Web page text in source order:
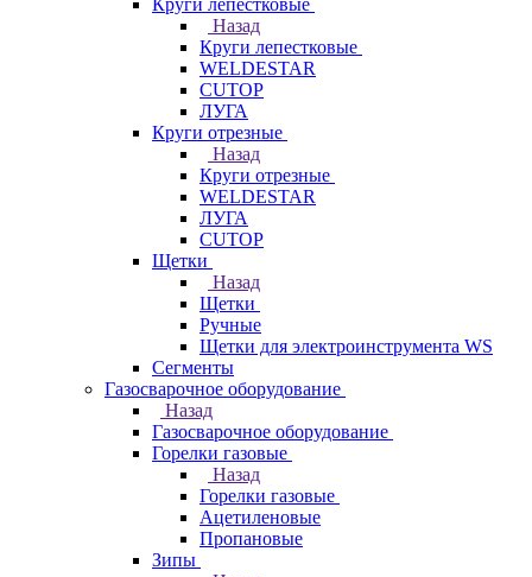
Круги лепестковые
Назад
Круги лепестковые
WELDESTAR
CUTOP
ЛУГА
Круги отрезные
Назад
Круги отрезные
WELDESTAR
ЛУГА
CUTOP
Щетки
Назад
Щетки
Ручные
Щетки для электроинструмента WS
Сегменты
Газосварочное оборудование
Назад
Газосварочное оборудование
Горелки газовые
Назад
Горелки газовые
Ацетиленовые
Пропановые
Зипы